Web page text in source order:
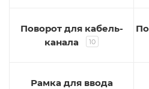
Поворот для кабель-
канала
10
Рамка для ввода